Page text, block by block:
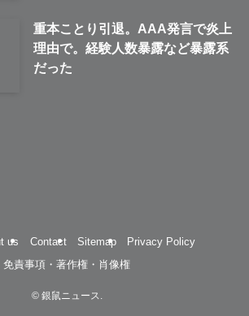
重本ことり引退。AAA発言で炎上
理由で。経験人数暴露など暴露系
だった
us Contact Sitemap
Privacy Policy
免責事項・著作権・肖像権
©銀鼠ニュース.